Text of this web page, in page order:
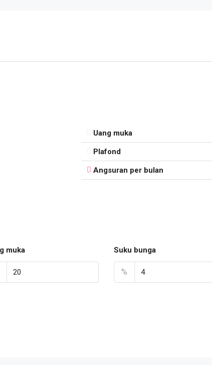
Uang muka
Plafond
Angsuran per bulan
muka Suku bunga
%